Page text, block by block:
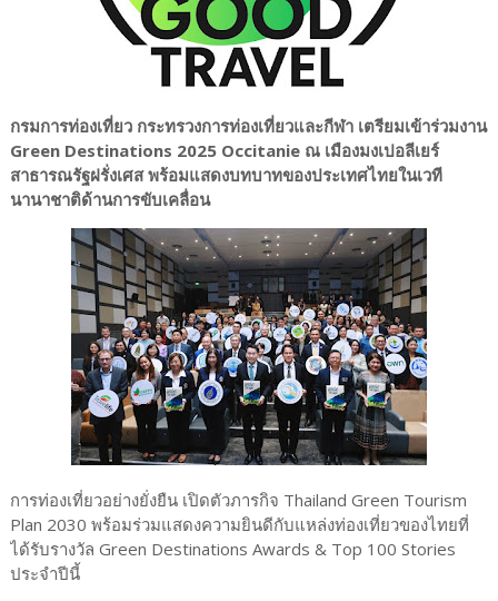
กรมการท่องเที่ยว กระทรวงการท่องเที่ยวและกีฬา เตรียมเข้าร่วมงาน
Green Destinations 2025 Occitanie ณ เมืองมงเปอลีเยร์
สาธารณรัฐฝรั่งเศส พร้อมแสดงบทบาทของประเทศไทยในเวที
นานาชาติด้านการขับเคลื่อน
การท่องเที่ยวอย่างยั่งยืน เปิดตัวภารกิจ Thailand Green Tourism
Plan 2030 พร้อมร่วมแสดงความยินดีกับแหล่งท่องเที่ยวของไทยที่
ได้รับรางวัล Green Destinations Awards & Top 100 Stories
ประจำปีนี้